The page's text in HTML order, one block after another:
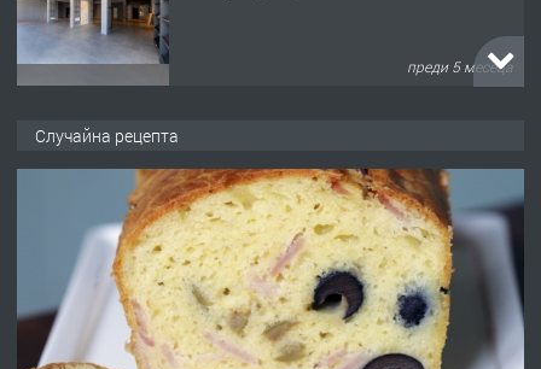
преди 6 месеца
преди 7 месеца
ПРЕДЛАГА
Гараж под наем в супер център
Кърджали
Случайна рецепта